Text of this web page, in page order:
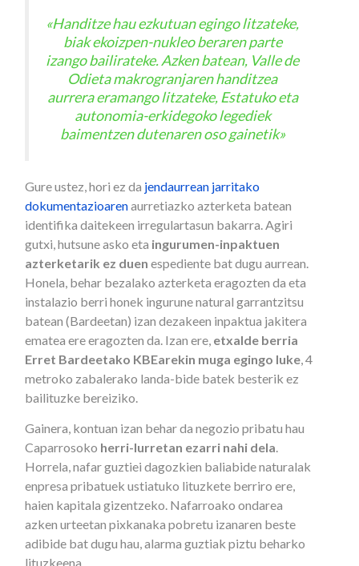
«Handitze hau ezkutuan egingo litzateke,
biak ekoizpen-nukleo beraren parte
izango bailirateke. Azken batean, Valle de
Odieta makrogranjaren handitzea
aurrera eramango litzateke, Estatuko eta
autonomia-erkidegoko legediek
baimentzen dutenaren oso gainetik»
Gure ustez, hori ez da jendaurrean jarritako
dokumentazioarenaurretiazko azterketa batean
identifika daitekeen irregulartasun bakarra. Agiri
gutxi, hutsune asko eta ingurumen-inpaktuen
azterketarik ez duen espediente bat dugu aurrean.
Honela, behar bezalako azterketa eragozten da eta
instalazio berri honek ingurune natural garrantzitsu
batean (Bardeetan) izan dezakeen inpaktua jakitera
ematea ere eragozten da. Izan ere, etxalde berria
Erret Bardeetako KBEarekin muga egingo luke, 4
metroko zabalerako landa-bide batek besterik ez
bailituzke bereiziko.
Gainera, kontuan izan behar da negozio pribatu hau
Caparrosoko herri-lurretan ezarri nahi dela.
Horrela, nafar guztiei dagozkien baliabide naturalak
enpresa pribatuek ustiatuko lituzkete berriro ere,
haien kapitala gizentzeko. Nafarroako ondarea
azken urteetan pixkanaka pobretu izanaren beste
adibide bat dugu hau, alarma guztiak piztu beharko
lituzkeena.